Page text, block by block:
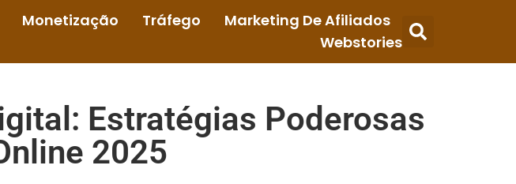
Monetização Tráfego
Marketing De Afiliados
Webstories
Estratégias Poderosas
2025